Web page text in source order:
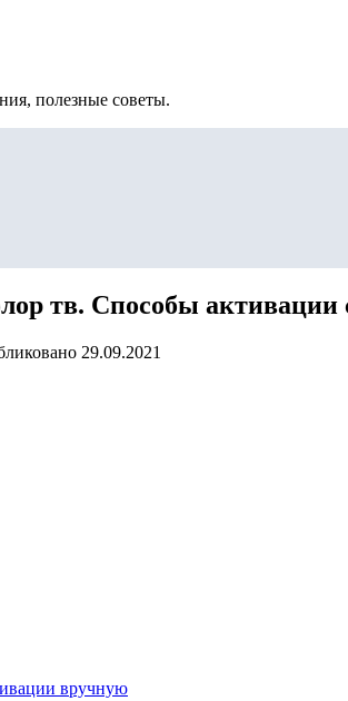
полезные советы.
тв. Способы активации
29.09.2021
вручную